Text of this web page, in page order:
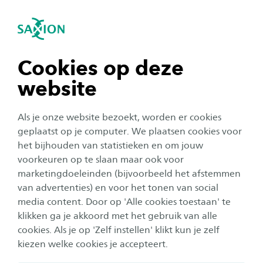
Cookies op deze
website
Als je onze website bezoekt, worden er cookies
geplaatst op je computer. We plaatsen cookies voor
het bijhouden van statistieken en om jouw
voorkeuren op te slaan maar ook voor
marketingdoeleinden (bijvoorbeeld het afstemmen
van advertenties) en voor het tonen van social
media content. Door op 'Alle cookies toestaan' te
klikken ga je akkoord met het gebruik van alle
cookies. Als je op 'Zelf instellen' klikt kun je zelf
kiezen welke cookies je accepteert.
Navigatie openen
tonen
tonen
tonen
tonen
sluiten
Montessori NL
De Nederlandse Montessori Onderzoeksgroep
(NMO) is voor iedereen die meer wil weten over
montessori en onderzoek of die gewoon
nieuwsgierig is naar onze bijeenkomsten. In de
onderzoeksgroep zitten leerkrachten, directies,
bestuurders, opleiders en onderzoekers.